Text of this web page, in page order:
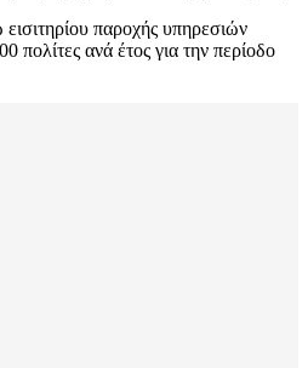
παροχής υπηρεσιών
πολίτες ανά έτος για την περίοδο